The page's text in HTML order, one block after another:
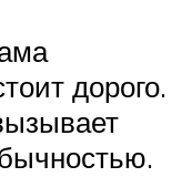
дорого.